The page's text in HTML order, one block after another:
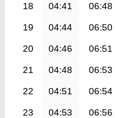
18 04:41 06:48
19 04:44 06:50
20 04:46 06:51
21 04:48 06:53
22 04:51 06:54
23 04:53 06:56